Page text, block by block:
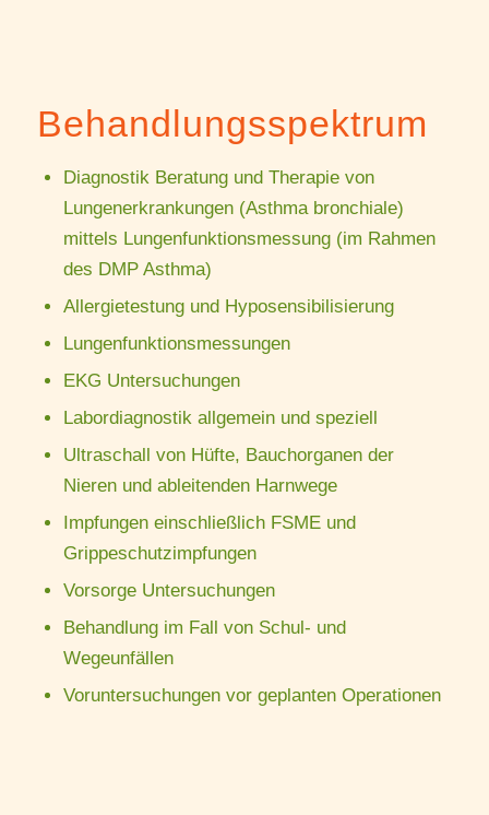
Behandlungs­spektrum
Diagnostik Beratung und Therapie von
Lungenerkrankungen (Asthma bronchiale)
mittels Lungenfunktionsmessung (im Rahmen
des DMP Asthma)
Allergietestung und Hyposensibilisierung
Lungenfunktionsmessungen
EKG Untersuchungen
Labordiagnostik allgemein und speziell
Ultraschall von Hüfte, Bauchorganen der
Nieren und ableitenden Harnwege
Impfungen einschließlich FSME und
Grippeschutzimpfungen
Vorsorge Untersuchungen
Behandlung im Fall von Schul- und
Wegeunfällen
Voruntersuchungen vor geplanten Operationen